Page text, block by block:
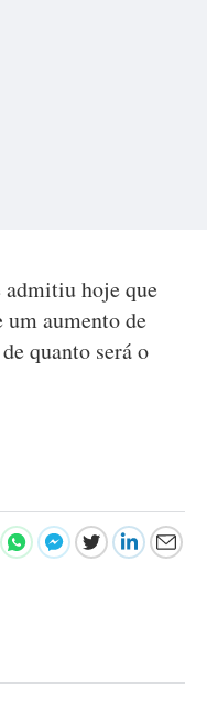
admitiu hoje que
aumento de
quanto será o